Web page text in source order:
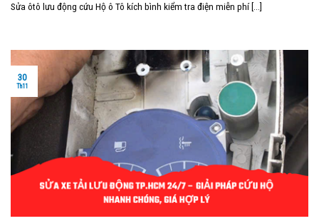
Sửa ôtô lưu động cứu Hộ ô Tô kích bình kiểm tra điện miễn phí [...]
30
Th11